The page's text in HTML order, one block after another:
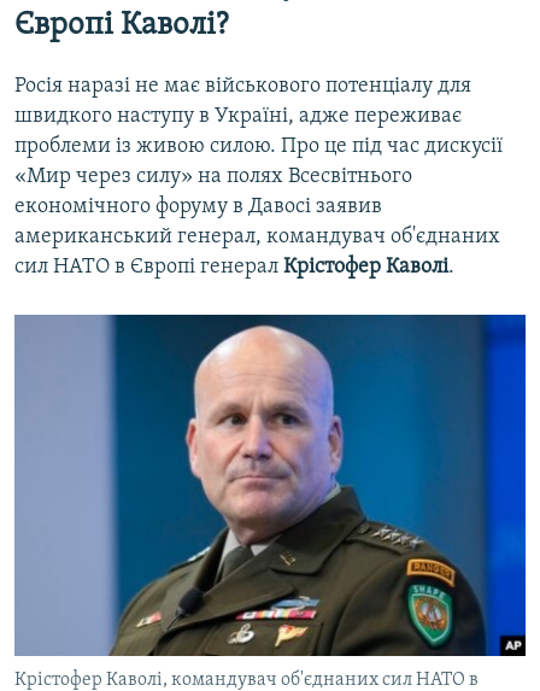
Європі Каволі?
Росія наразі не має військового потенціалу для
швидкого наступу в Україні, адже переживає
проблеми із живою силою. Про це під час дискусії
«Мир через силу» на полях Всесвітнього
економічного форуму в Давосі заявив
американський генерал, командувач об'єднаних
сил НАТО в Європі генерал Крістофер Каволі.
Крістофер Каволі, командувач об'єднаних сил НАТО в